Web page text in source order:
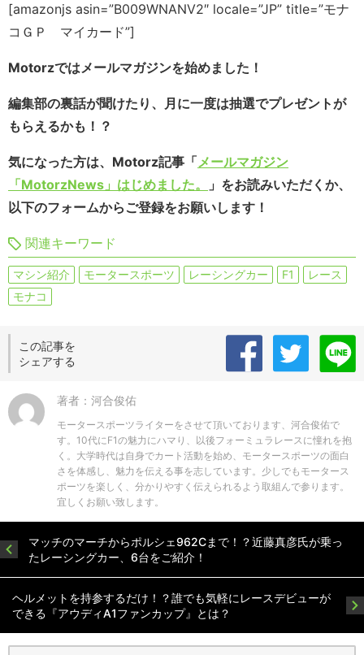
[amazonjs asin=”B009WNANV2″ locale=”JP” title=”モナ
コＧＰ マイカード”]
Motorzではメールマガジンを始めました！
編集部の裏話が聞けたり、月に一度は抽選でプレゼントが
もらえるかも！？
気になった方は、Motorz記事「メールマガジン
「MotorzNews」はじめました。
」をお読みいただくか、
以下のフォームからご登録をお願いします！
関連キーワード
マシン紹介 モータースポーツ レーシングカー F1
レース
モナコ
この記事を
シェアする
著者：河合俊佑
モータースポーツライターをさせて頂いております、河合俊佑で
す。10代にF1の魅力にハマり、以後フォーミュラレースに憧れを抱
く。大学時代は自身でカート活動を始め、モータースポーツの面白
さを体感し、魅力を伝える事を志しています。少しでもモータース
ポーツを楽しく、分かりやすく伝えられるよう取組んで参ります。
宜しくお願い致します。
マッチのマーチからポルシェ962Cまで！？近藤真彦氏が乗っ
たレーシングカー、6台をご紹介！
ヘルメットを持参するだけ！？誰でも気軽にレースデビューが
できる『アウディA1ファンカップ』とは？